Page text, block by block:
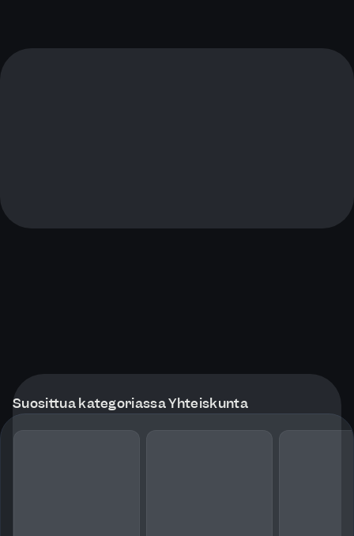
Suosittua kategoriassa Yhteiskunta